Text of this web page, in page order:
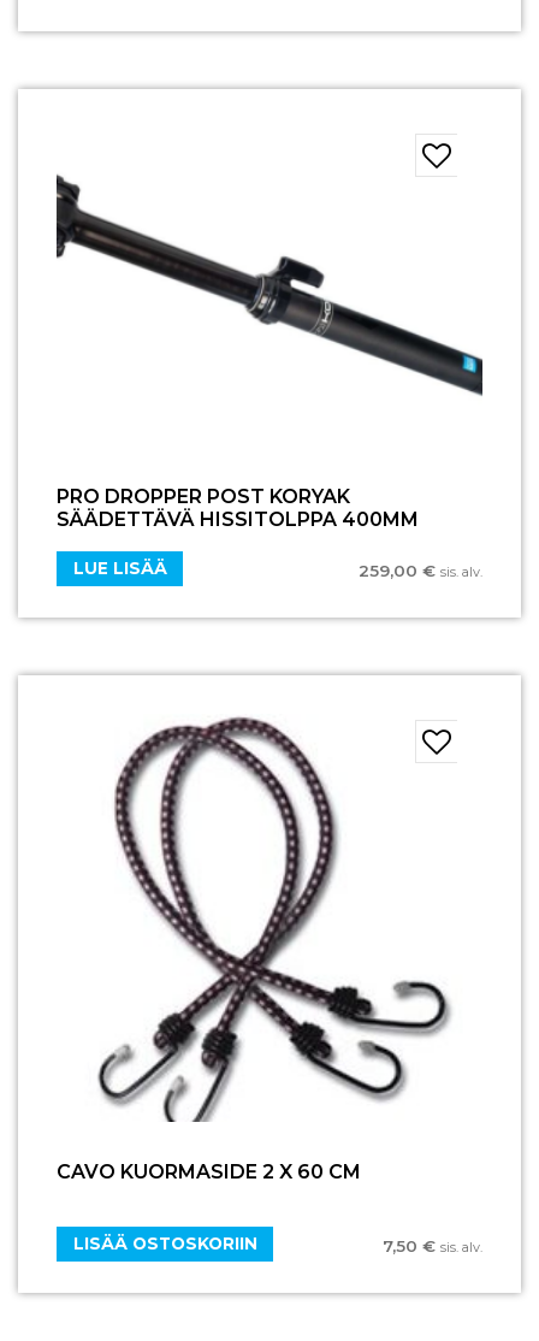
PRO DROPPER POST KORYAK
SÄÄDETTÄVÄ HISSITOLPPA 400MM
259,00 € sis. alv.
LUE LISÄÄ
CAVO KUORMASIDE 2 X 60 CM
7,50 € sis. alv.
LISÄÄ OSTOSKORIIN